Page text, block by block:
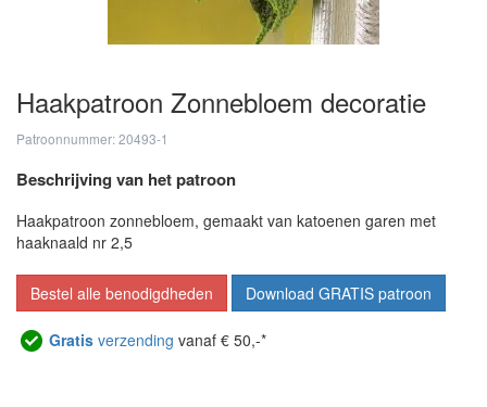
Haakpatroon Zonnebloem decoratie
Patroonnummer: 20493-1
Beschrijving van het patroon
Haakpatroon zonnebloem, gemaakt van katoenen garen met
haaknaald nr 2,5
Bestel alle benodigdheden Download GRATIS patroon
Gratis verzending vanaf € 50,-*